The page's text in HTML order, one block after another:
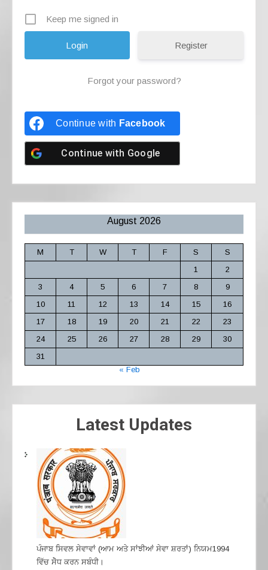
Keep me signed in
Register
Forgot your password?
Continue with Facebook
Continue with Google
August 2026
M T W T F S
S
1
2
3
4 5 6 7 8
9
10
11 12 13 14 15
16
17
18 19 20 21 22
23
24
25 26 27 28 29
30
31
« Feb
Latest Updates
ਪੰਜਾਬ ਸਿਵਲ ਸੇਵਾਵਾਂ (ਆਮ ਅਤੇ ਸਾਂਝੀਆਂ ਸੇਵਾ ਸ਼ਰਤਾਂ) ਨਿਯਮ1994
ਵਿੱਚ ਸੇੋਧ ਕਰਨ ਸਬੰਧੀ।